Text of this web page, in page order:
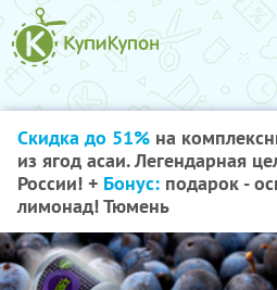
Скидка до 51% на
из ягод асаи. Легендарная
России! + Бонус: подарок -
лимонад! Тюмень